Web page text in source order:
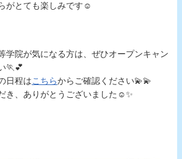
がとても楽しみです☺︎
学院が気になる方は、ぜひオープンキャン
🏃💕
日程は こちらからご確認ください💫💫
き、ありがとうございました☺️✨